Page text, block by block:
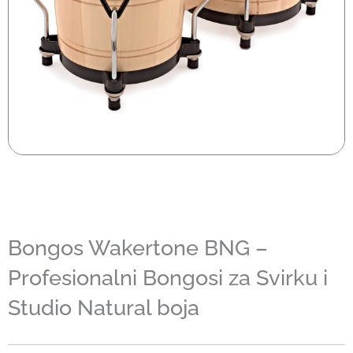
Bongos Wakertone BNG –
Profesionalni Bongosi za Svirku i
Studio Natural boja